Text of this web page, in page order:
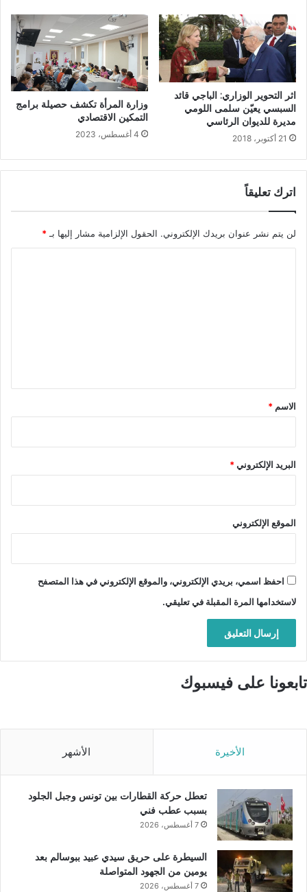
اثر التحوير الوزاري: الباجي قائد
السبسي يعيّن سلمى اللومي
مديرة للديوان الرئاسي
21 أكتوبر، 2018
وزارة المرأة تكشف حصيلة برامج
التمكين الاقتصادي
4 أغسطس، 2023
اترك تعليقاً
لن يتم نشر عنوان بريدك الإلكتروني. الحقول الإلزامية مشار إليها بـ*
*
الاسم *
البريد الإلكتروني*
الموقع الإلكتروني
احفظ اسمي، بريدي الإلكتروني، والموقع الإلكتروني في هذا المتصفح
لاستخدامها المرة المقبلة في تعليقي.
تابعونا على فيسبوك
الأخيرة الأشهر
تعطل حركة القطارات بين تونس وجبل الجلود
بسبب عطب فني
7 أغسطس، 2026
السيطرة على حريق سيدي عبيد ببوسالم بعد
يومين من الجهود المتواصلة
7 أغسطس، 2026